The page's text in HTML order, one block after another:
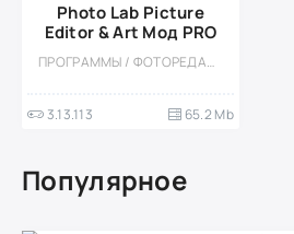
Photo Lab Picture
Editor & Art Мод PRO
ПРОГРАММЫ / ФОТОРЕДАКТОРЫ / МОД
3.13.113 65.2 Mb
Популярное